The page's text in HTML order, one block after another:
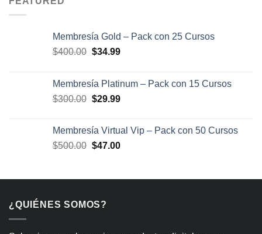
Membresía Gold – Pack con 25 Cursos
$400.00 El
era:
$400.00.
$34.99El
es:
$34.99.
Membresía Platinum – Pack con 15 Cursos
$300.00 El
era:
$300.00.
$29.99El
es:
$29.99.
Membresía Virtual Vip – Pack con 50 Cursos
$500.00 El
era:
$47.00El
es:
¿QUIÉNES SOMOS?